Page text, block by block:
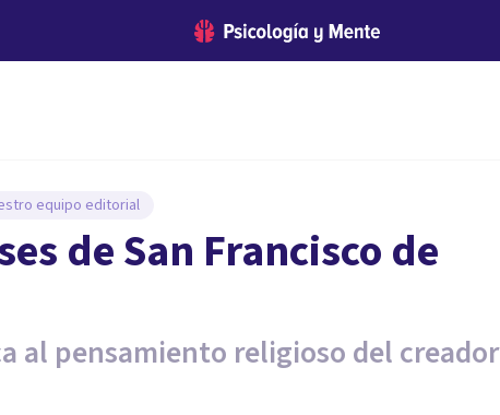
equipo editorial
de San Francisco de
al pensamiento religioso del creador